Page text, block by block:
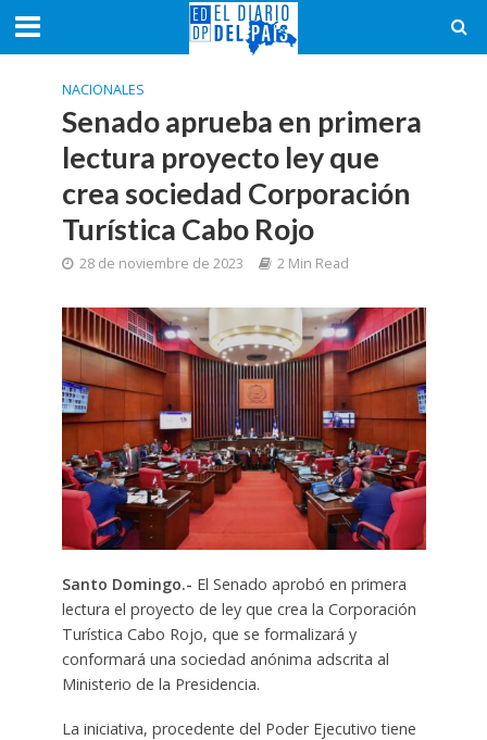
NACIONALES
Senado aprueba en primera
lectura proyecto ley que
crea sociedad Corporación
Turística Cabo Rojo
28 de noviembre de 2023 2 Min Read
Santo Domingo.- El Senado aprobó en primera
lectura el proyecto de ley que crea la Corporación
Turística Cabo Rojo, que se formalizará y
conformará una sociedad anónima adscrita al
Ministerio de la Presidencia.
La iniciativa, procedente del Poder Ejecutivo tiene